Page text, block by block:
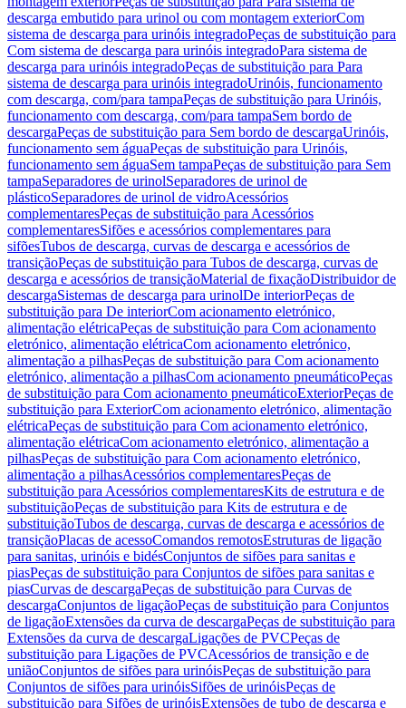
descarga embutido para urinol ou com montagem exteriorCom
sistema de descarga para urinóis integradoPeças de substituição para
Com sistema de descarga para urinóis integradoPara sistema de
descarga para urinóis integradoPeças de substituição para Para
sistema de descarga para urinóis integradoUrinóis, funcionamento
com descarga, com/para tampaPeças de substituição para Urinóis,
funcionamento com descarga, com/para tampaSem bordo de
descargaPeças de substituição para Sem bordo de descargaUrinóis,
funcionamento sem águaPeças de substituição para Urinóis,
funcionamento sem águaSem tampaPeças de substituição para Sem
tampaSeparadores de urinolSeparadores de urinol de
plásticoSeparadores de urinol de vidroAcessórios
complementaresPeças de substituição para Acessórios
complementaresSifões e acessórios complementares para
sifõesTubos de descarga, curvas de descarga e acessórios de
transiçãoPeças de substituição para Tubos de descarga, curvas de
descarga e acessórios de transiçãoMaterial de fixaçãoDistribuidor de
descargaSistemas de descarga para urinolDe interiorPeças de
substituição para De interiorCom acionamento eletrónico,
alimentação elétricaPeças de substituição para Com acionamento
eletrónico, alimentação elétricaCom acionamento eletrónico,
alimentação a pilhasPeças de substituição para Com acionamento
eletrónico, alimentação a pilhasCom acionamento pneumáticoPeças
de substituição para Com acionamento pneumáticoExteriorPeças de
substituição para ExteriorCom acionamento eletrónico, alimentação
elétricaPeças de substituição para Com acionamento eletrónico,
alimentação elétricaCom acionamento eletrónico, alimentação a
pilhasPeças de substituição para Com acionamento eletrónico,
alimentação a pilhasAcessórios complementaresPeças de
substituição para Acessórios complementaresKits de estrutura e de
substituiçãoPeças de substituição para Kits de estrutura e de
substituiçãoTubos de descarga, curvas de descarga e acessórios de
transiçãoPlacas de acessoComandos remotosEstruturas de ligação
para sanitas, urinóis e bidésConjuntos de sifões para sanitas e
piasPeças de substituição para Conjuntos de sifões para sanitas e
piasCurvas de descargaPeças de substituição para Curvas de
descargaConjuntos de ligaçãoPeças de substituição para Conjuntos
de ligaçãoExtensões da curva de descargaPeças de substituição para
Extensões da curva de descargaLigações de PVCPeças de
substituição para Ligações de PVCAcessórios de transição e de
uniãoConjuntos de sifões para urinóisPeças de substituição para
Conjuntos de sifões para urinóisSifões de urinóisPeças de
substituição para Sifões de urinóisExtensões de tubo de descarga e